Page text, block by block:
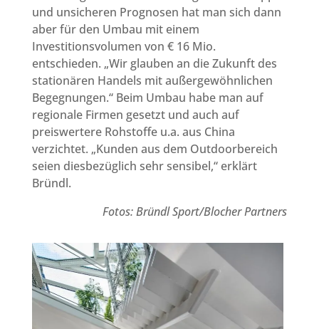
und unsicheren Prognosen hat man sich dann
aber für den Umbau mit einem
Investitionsvolumen von € 16 Mio.
entschieden. „Wir glauben an die Zukunft des
stationären Handels mit außergewöhnlichen
Begegnungen.“ Beim Umbau habe man auf
regionale Firmen gesetzt und auch auf
preiswertere Rohstoffe u.a. aus China
verzichtet. „Kunden aus dem Outdoorbereich
seien diesbezüglich sehr sensibel,“ erklärt
Bründl.
Fotos: Bründl Sport/Blocher Partners